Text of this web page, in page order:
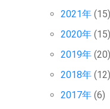
2021年 (15)
2020年 (15)
2019年 (20)
2018年 (12)
2017年 (6)